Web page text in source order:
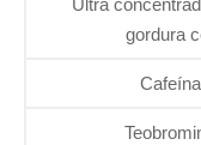
Ultra
gordura